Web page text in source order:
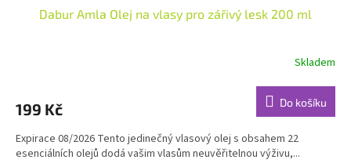
Dabur Amla Olej na vlasy pro zářivý lesk 200 ml
Skladem
199 Kč Do košíku
Expirace 08/2026 Tento jedinečný vlasový olej s obsahem 22
esenciálních olejů dodá vašim vlasům neuvěřitelnou výživu,...